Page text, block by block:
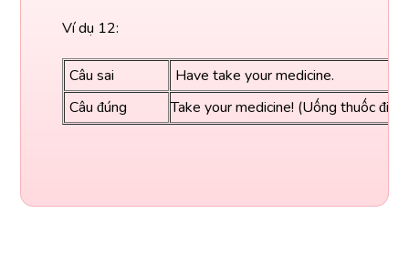
Ví dụ 12:
Câu sai
Have take your medicine.
Câu đúng
Take your medicine! (Uống thuốc đi)